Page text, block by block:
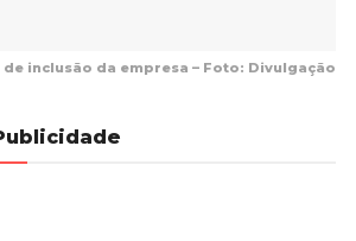
inclusão da empresa – Foto: Divulgação